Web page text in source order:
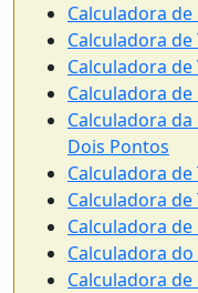
Calculadora
Calculadora
Calculadora
Calculadora
Calculadora
Dois Pontos
Calculadora
Calculadora
Calculadora
Calculadora
Calculadora